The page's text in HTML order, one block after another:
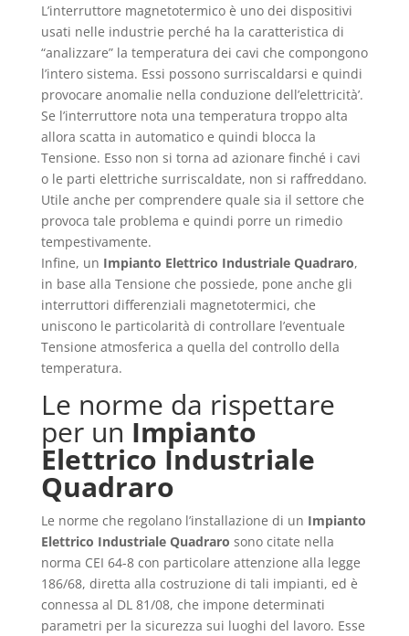
L’interruttore magnetotermico è uno dei dispositivi
usati nelle industrie perché ha la caratteristica di
“analizzare” la temperatura dei cavi che compongono
l’intero sistema. Essi possono surriscaldarsi e quindi
provocare anomalie nella conduzione dell’elettricità’.
Se l’interruttore nota una temperatura troppo alta
allora scatta in automatico e quindi blocca la
Tensione. Esso non si torna ad azionare finché i cavi
o le parti elettriche surriscaldate, non si raffreddano.
Utile anche per comprendere quale sia il settore che
provoca tale problema e quindi porre un rimedio
tempestivamente.
Infine, un Impianto Elettrico Industriale Quadraro,
in base alla Tensione che possiede, pone anche gli
interruttori differenziali magnetotermici, che
uniscono le particolarità di controllare l’eventuale
Tensione atmosferica a quella del controllo della
temperatura.
Le norme da rispettare
per un Impianto
Elettrico Industriale
Quadraro
Le norme che regolano l’installazione di un Impianto
Elettrico Industriale Quadraro sono citate nella
norma CEI 64-8 con particolare attenzione alla legge
186/68, diretta alla costruzione di tali impianti, ed è
connessa al DL 81/08, che impone determinati
parametri per la sicurezza sui luoghi del lavoro. Esse